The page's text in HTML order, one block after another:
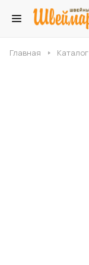
Главная Каталог